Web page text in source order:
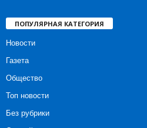
ПОПУЛЯРНАЯ КАТЕГОРИЯ
Новости
Газета
Общество
Топ новости
Без рубрики